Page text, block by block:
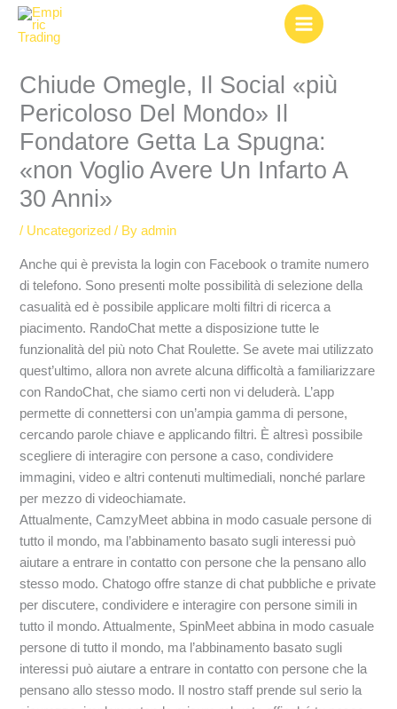
Skip
Chiude Omegle, Il Social «più
Pericoloso Del Mondo» Il
Fondatore Getta La Spugna:
«non Voglio Avere Un Infarto A
30 Anni»
/ Uncategorized / Byadmin
Anche qui è prevista la login con Facebook o tramite numero
di telefono. Sono presenti molte possibilità di selezione della
casualità ed è possibile applicare molti filtri di ricerca a
piacimento. RandoChat mette a disposizione tutte le
funzionalità del più noto Chat Roulette. Se avete mai utilizzato
quest’ultimo, allora non avrete alcuna difficoltà a familiarizzare
con RandoChat, che siamo certi non vi deluderà. L’app
permette di connettersi con un’ampia gamma di persone,
cercando parole chiave e applicando filtri. È altresì possibile
scegliere di interagire con persone a caso, condividere
immagini, video e altri contenuti multimediali, nonché parlare
per mezzo di videochiamate.
Attualmente, CamzyMeet abbina in modo casuale persone di
tutto il mondo, ma l’abbinamento basato sugli interessi può
aiutare a entrare in contatto con persone che la pensano allo
stesso modo. Chatogo offre stanze di chat pubbliche e private
per discutere, condividere e interagire con persone simili in
tutto il mondo. Attualmente, SpinMeet abbina in modo casuale
persone di tutto il mondo, ma l’abbinamento basato sugli
interessi può aiutare a entrare in contatto con persone che la
pensano allo stesso modo. Il nostro staff prende sul serio la